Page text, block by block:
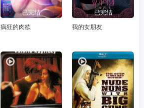
已完结
疯狂的肉欲
已完结
我的女朋友